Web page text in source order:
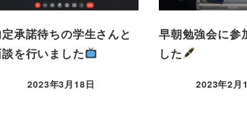
承諾待ちの学生さんと
を行いました
2023年3月18日
早朝勉強会に参
した
2023年2月